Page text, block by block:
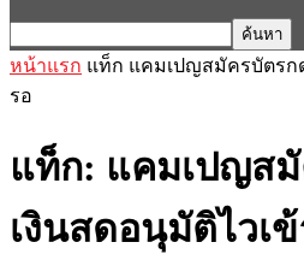
หน้าแรก แท็ก แคมเปญสมัครบัตรก
รอ
แท็ก: แคมเปญส
เงินสดอนุมัติไวเ